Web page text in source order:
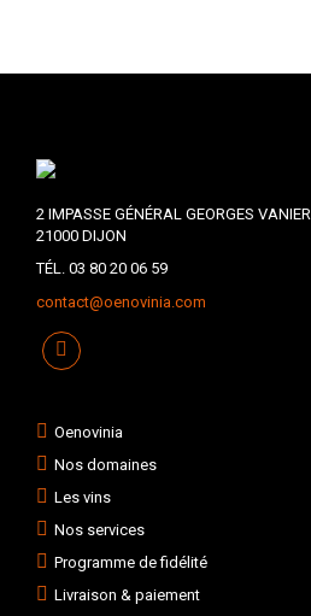
2 IMPASSE GÉNÉRAL GEORGES VANIER
21000 DIJON
TÉL. 03 80 20 06 59
contact@oenovinia.com
Oenovinia
Nos domaines
Les vins
Nos services
Programme de fidélité
Livraison & paiement